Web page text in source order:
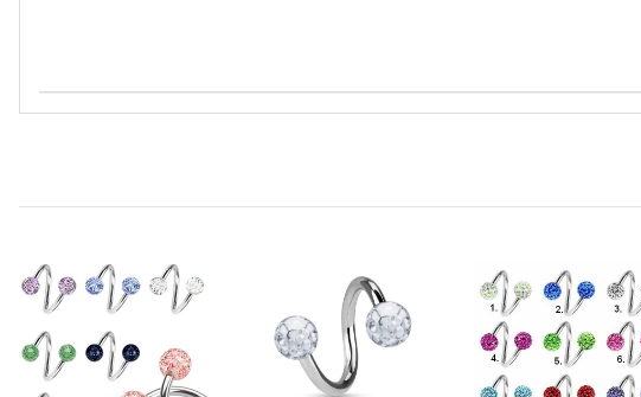
Produkteigenschaft
Wert